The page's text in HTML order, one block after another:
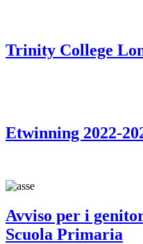
Trinity College
Etwinning 2022-
Avviso per i
Scuola Primaria